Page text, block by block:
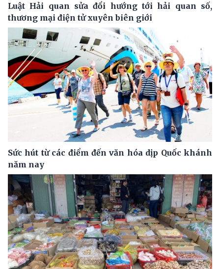
Luật Hải quan sửa đổi hướng tới hải quan số,
thương mại điện tử xuyên biên giới
Sức hút từ các điểm đến văn hóa dịp Quốc khánh
năm nay